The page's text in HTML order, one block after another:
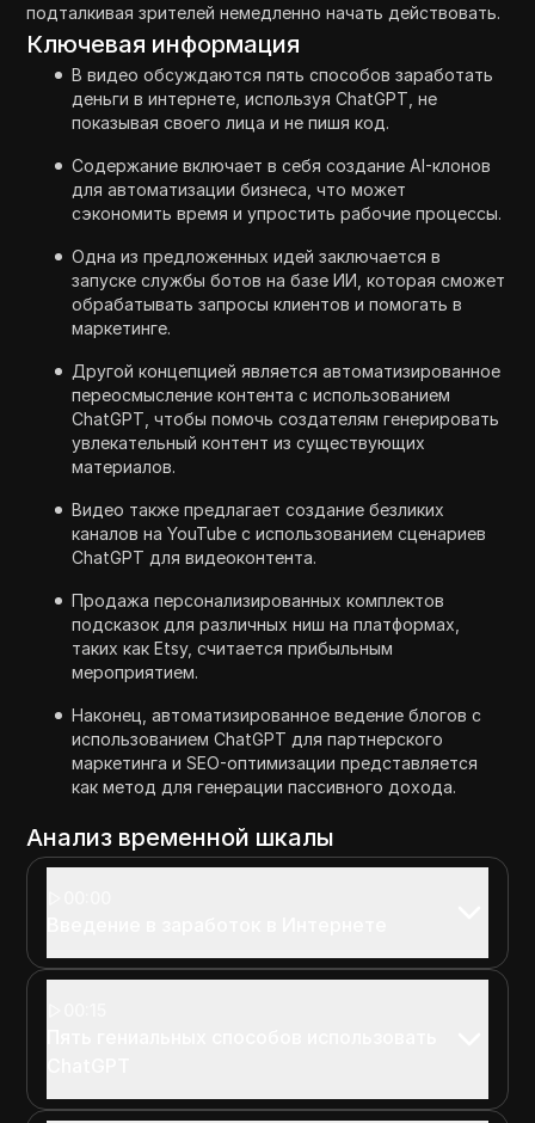
подталкивая зрителей немедленно начать действовать.
Ключевая информация
В видео обсуждаются пять способов заработать
деньги в интернете, используя ChatGPT, не
показывая своего лица и не пишя код.
Содержание включает в себя создание AI-клонов
для автоматизации бизнеса, что может
сэкономить время и упростить рабочие процессы.
Одна из предложенных идей заключается в
запуске службы ботов на базе ИИ, которая сможет
обрабатывать запросы клиентов и помогать в
маркетинге.
Другой концепцией является автоматизированное
переосмысление контента с использованием
ChatGPT, чтобы помочь создателям генерировать
увлекательный контент из существующих
материалов.
Видео также предлагает создание безликих
каналов на YouTube с использованием сценариев
ChatGPT для видеоконтента.
Продажа персонализированных комплектов
подсказок для различных ниш на платформах,
таких как Etsy, считается прибыльным
мероприятием.
Наконец, автоматизированное ведение блогов с
использованием ChatGPT для партнерского
маркетинга и SEO-оптимизации представляется
как метод для генерации пассивного дохода.
Анализ временной шкалы